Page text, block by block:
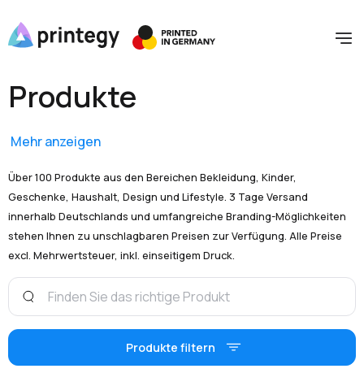
Produkte
Mehr anzeigen
Über 100 Produkte aus den Bereichen Bekleidung, Kinder,
Geschenke, Haushalt, Design und Lifestyle. 3 Tage Versand
innerhalb Deutschlands und umfangreiche Branding-Möglichkeiten
stehen Ihnen zu unschlagbaren Preisen zur Verfügung. Alle Preise
excl. Mehrwertsteuer, inkl. einseitigem Druck.
Produkte filtern